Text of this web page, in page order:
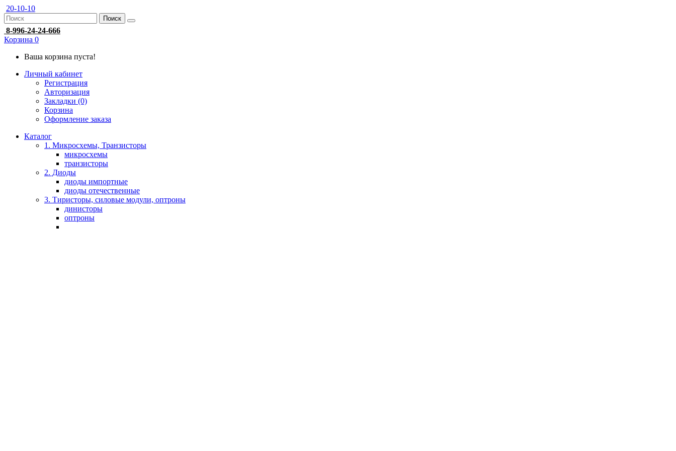
20-10-10
Поиск
8-996-24-24-666
Корзина 0
Ваша корзина пуста!
Личный кабинет
Регистрация
Авторизация
Закладки (0)
Корзина
Оформление заказа
Каталог
1. Микросхемы, Транзисторы
микросхемы
транзисторы
2. Диоды
диоды импортные
диоды отечественные
3. Тиристоры, силовые модули, оптроны
динисторы
оптроны